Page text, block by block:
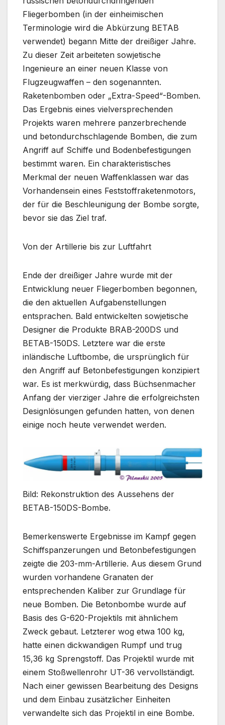
Fliegerbomben (in der einheimischen
Terminologie wird die Abkürzung BETAB
verwendet) begann Mitte der dreißiger Jahre.
Zu dieser Zeit arbeiteten sowjetische
Ingenieure an einer neuen Klasse von
Flugzeugwaffen – den sogenannten.
Raketenbomben oder „Extra-Speed“-Bomben.
Das Ergebnis eines vielversprechenden
Projekts waren mehrere panzerbrechende
und betondurchschlagende Bomben, die zum
Angriff auf Schiffe und Bodenbefestigungen
bestimmt waren. Ein charakteristisches
Merkmal der neuen Waffenklassen war das
Vorhandensein eines Feststoffraketenmotors,
der für die Beschleunigung der Bombe sorgte,
bevor sie das Ziel traf.
Von der Artillerie bis zur Luftfahrt
Ende der dreißiger Jahre wurde mit der
Entwicklung neuer Fliegerbomben begonnen,
die den aktuellen Aufgabenstellungen
entsprachen. Bald entwickelten sowjetische
Designer die Produkte BRAB-200DS und
BETAB-150DS. Letztere war die erste
inländische Luftbombe, die ursprünglich für
den Angriff auf Betonbefestigungen konzipiert
war. Es ist merkwürdig, dass Büchsenmacher
Anfang der vierziger Jahre die erfolgreichsten
Designlösungen gefunden hatten, von denen
einige noch heute verwendet werden.
Bild: Rekonstruktion des Aussehens der
BETAB-150DS-Bombe.
Bemerkenswerte Ergebnisse im Kampf gegen
Schiffspanzerungen und Betonbefestigungen
zeigte die 203-mm-Artillerie. Aus diesem Grund
wurden vorhandene Granaten der
entsprechenden Kaliber zur Grundlage für
neue Bomben. Die Betonbombe wurde auf
Basis des G-620-Projektils mit ähnlichem
Zweck gebaut. Letzterer wog etwa 100 kg,
hatte einen dickwandigen Rumpf und trug
15,36 kg Sprengstoff. Das Projektil wurde mit
einem Stoßwellenrohr UT-36 vervollständigt.
Nach einer gewissen Bearbeitung des Designs
und dem Einbau zusätzlicher Einheiten
verwandelte sich das Projektil in eine Bombe.